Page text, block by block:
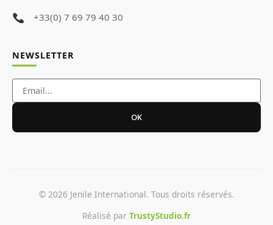
+33(0) 7 69 79 40 30
NEWSLETTER
OK
© 2026 Jenile International. Tous droits réservés.
Réalisé par TrustyStudio.fr